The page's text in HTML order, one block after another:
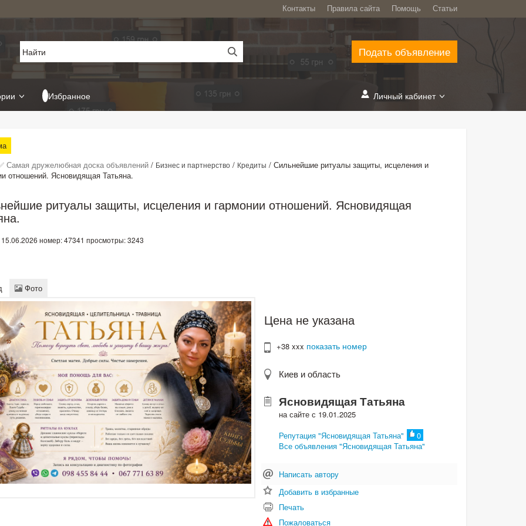
Контакты Правила сайта Помощь Статьи
Подать объявление
Избранное Личный кабинет
Самая дружелюбная доска объявлений / Бизнес и партнерство / Кредиты / Сильнейшие ритуалы защиты, исцеления и
отношений. Ясновидящая Татьяна.
ритуалы защиты, исцеления и гармонии отношений. Ясновидящая
номер: 47341 просмотры: 3243
Фото
Цена не указана
+38 xxx показать номер
Киев и область
Ясновидящая Татьяна
на сайте с 19.01.2025
Репутация "Ясновидящая Татьяна"
0
Все объявления "Ясновидящая Татьяна"
Написать автору
Добавить в избранные
Печать
Пожаловаться